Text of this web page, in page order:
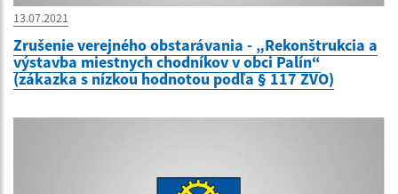
13.07.2021
Zrušenie verejného obstarávania - „Rekonštrukcia a
výstavba miestnych chodníkov v obci Palín“
(zákazka s nízkou hodnotou podľa § 117 ZVO)